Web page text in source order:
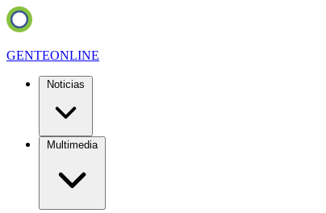
GENTEONLINE
Noticias
Multimedia